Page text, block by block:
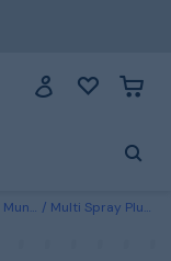
Munstycken Multi Spray Plus Hozelock Sprinklerpistol